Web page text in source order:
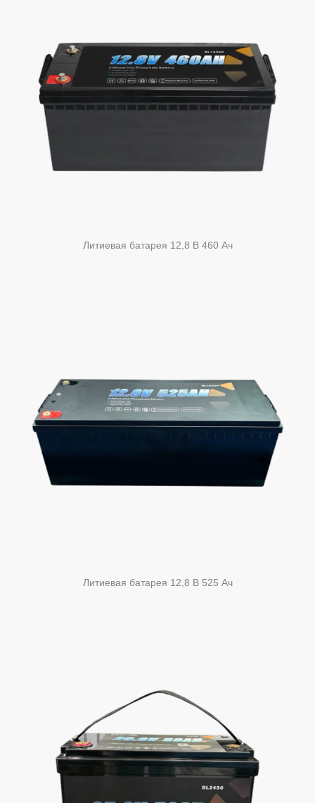
Литиевая батарея 12,8 В 460 Ач
Литиевая батарея 12,8 В 525 Ач